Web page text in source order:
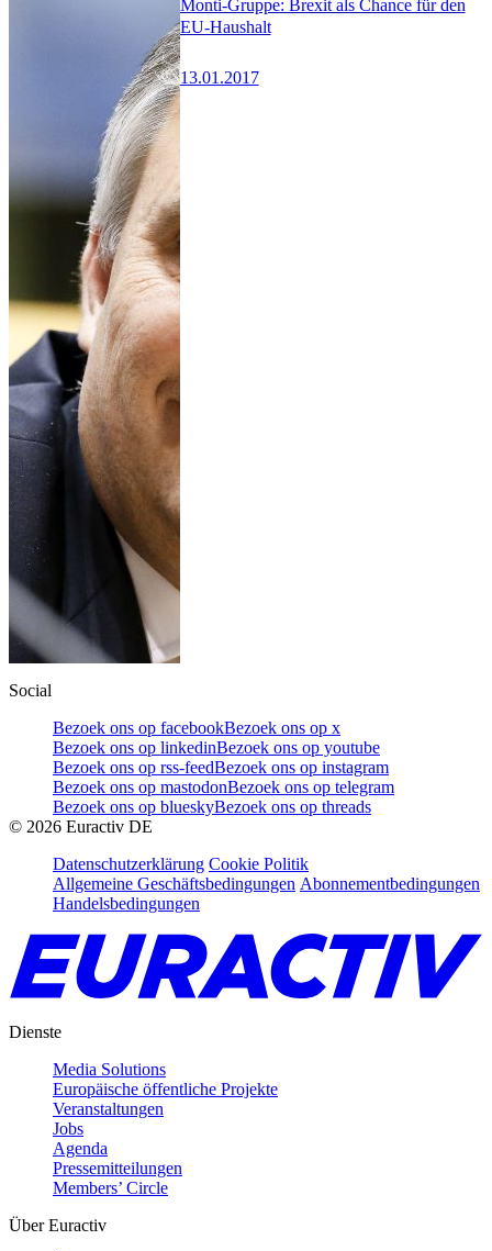
Monti-Gruppe: Brexit als Chance für den
EU-Haushalt
13.01.2017
Social
Bezoek ons op facebookBezoek ons op x
Bezoek ons op linkedinBezoek ons op youtube
Bezoek ons op rss-feedBezoek ons op instagram
Bezoek ons op mastodonBezoek ons op telegram
Bezoek ons op blueskyBezoek ons op threads
© 2026 Euractiv DE
Datenschutzerklärung Cookie Politik
Allgemeine Geschäftsbedingungen Abonnementbedingungen
Handelsbedingungen
Dienste
Media Solutions
Europäische öffentliche Projekte
Veranstaltungen
Jobs
Agenda
Pressemitteilungen
Members’ Circle
Über Euractiv